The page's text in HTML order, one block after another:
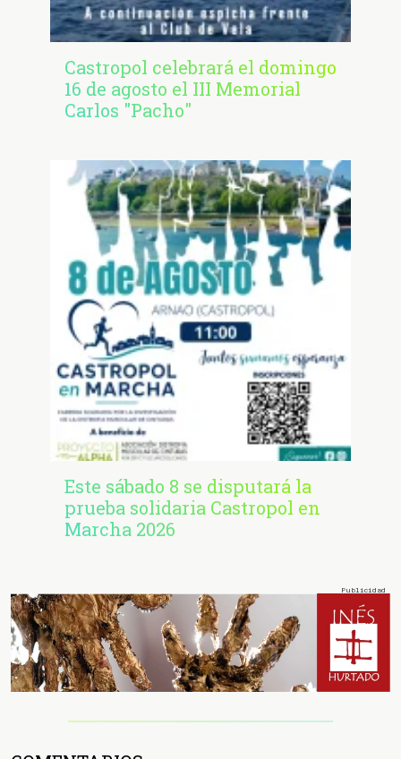
Castropol celebrará el domingo
16 de agosto el III Memorial
Carlos "Pacho"
Este sábado 8 se disputará la
prueba solidaria Castropol en
Marcha 2026